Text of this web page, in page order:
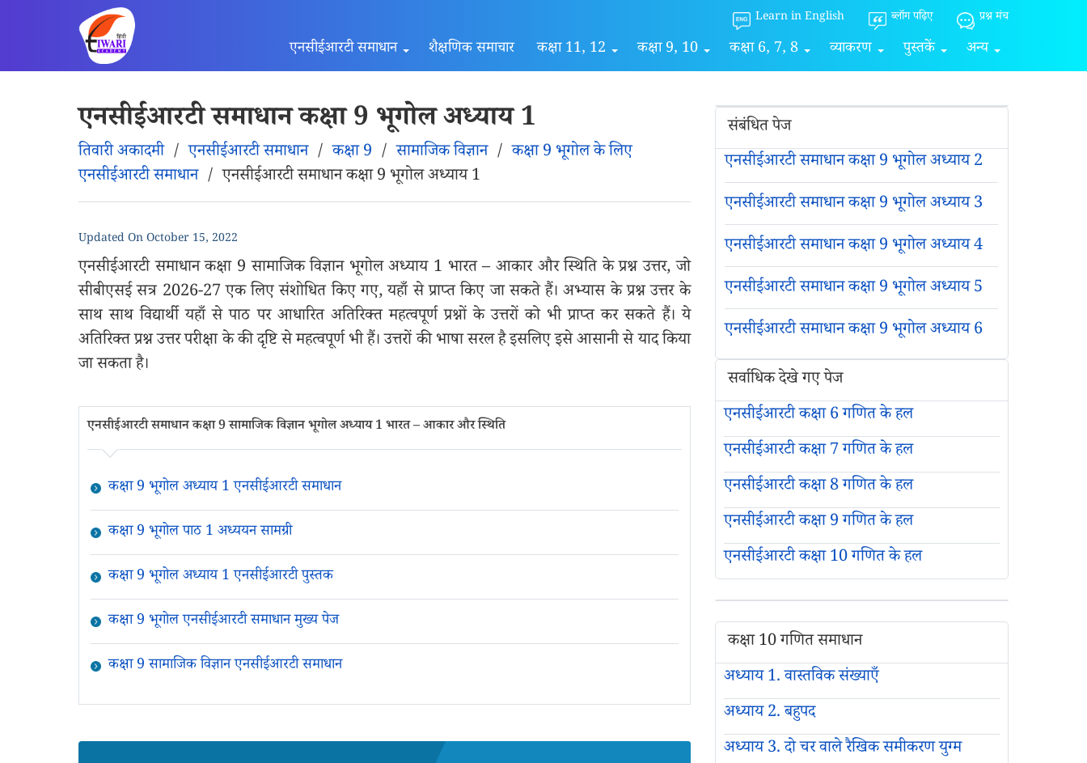
Learn in English ब्लॉग पढ़िए प्रश्न मंच
एनसीईआरटी समाधान शैक्षणिक समाचार कक्षा 11, 12 कक्षा 9, 10 कक्षा 6, 7, 8 व्याकरण पुस्तकें अन्य
एनसीईआरटी समाधान कक्षा 9 भूगोल अध्याय 1
तिवारी अकादमी/एनसीईआरटी समाधान/कक्षा 9 /सामाजिक विज्ञान/कक्षा 9 भूगोल के लिए
एनसीईआरटी समाधान/एनसीईआरटी समाधान कक्षा 9 भूगोल अध्याय 1
Updated OnOctober 15, 2022
एनसीईआरटी समाधान कक्षा 9 सामाजिक विज्ञान भूगोल अध्याय 1 भारत – आकार और स्थिति के प्रश्न उत्तर, जो
सीबीएसई सत्र 2026-27 एक लिए संशोधित किए गए, यहाँ से प्राप्त किए जा सकते हैं। अभ्यास के प्रश्न उत्तर के
साथ साथ विद्यार्थी यहाँ से पाठ पर आधारित अतिरिक्त महत्वपूर्ण प्रश्नों के उत्तरों को भी प्राप्त कर सकते हैं। ये
अतिरिक्त प्रश्न उत्तर परीक्षा के की दृष्टि से महत्वपूर्ण भी हैं। उत्तरों की भाषा सरल है इसलिए इसे आसानी से याद किया
जा सकता है।
एनसीईआरटी समाधान कक्षा 9 सामाजिक विज्ञान भूगोल अध्याय 1 भारत – आकार और स्थिति
कक्षा 9 भूगोल अध्याय 1 एनसीईआरटी समाधान
कक्षा 9 भूगोल पाठ 1 अध्ययन सामग्री
कक्षा 9 भूगोल अध्याय 1 एनसीईआरटी पुस्तक
कक्षा 9 भूगोल एनसीईआरटी समाधान मुख्य पेज
कक्षा 9 सामाजिक विज्ञान एनसीईआरटी समाधान
संबंधित पेज
एनसीईआरटी समाधान कक्षा 9 भूगोल अध्याय 2
एनसीईआरटी समाधान कक्षा 9 भूगोल अध्याय 3
एनसीईआरटी समाधान कक्षा 9 भूगोल अध्याय 4
एनसीईआरटी समाधान कक्षा 9 भूगोल अध्याय 5
एनसीईआरटी समाधान कक्षा 9 भूगोल अध्याय 6
सर्वाधिक देखे गए पेज
एनसीईआरटी कक्षा 6 गणित के हल
एनसीईआरटी कक्षा 7 गणित के हल
एनसीईआरटी कक्षा 8 गणित के हल
एनसीईआरटी कक्षा 9 गणित के हल
एनसीईआरटी कक्षा 10 गणित के हल
कक्षा 10 गणित समाधान
अध्याय 1. वास्तविक संख्याएँ
अध्याय 2. बहुपद
अध्याय 3. दो चर वाले रैखिक समीकरण युग्म